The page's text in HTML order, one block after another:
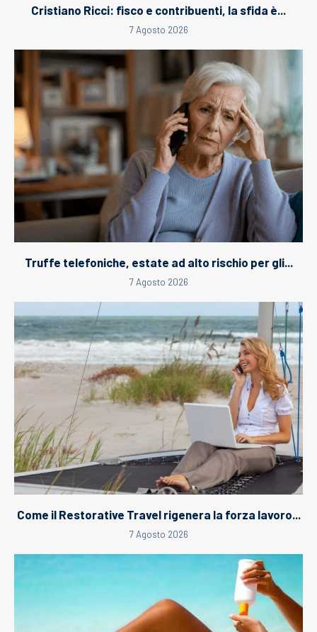
Cristiano Ricci: fisco e contribuenti, la sfida è...
7 Agosto 2026
Truffe telefoniche, estate ad alto rischio per gli...
7 Agosto 2026
Come il Restorative Travel rigenera la forza lavoro...
7 Agosto 2026